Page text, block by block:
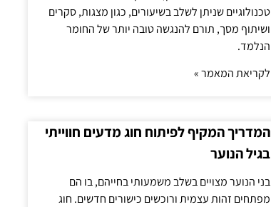
טכנולוגיים שניתן לשלב בשיעורים, כגון מצגות, סקרים
ושיתוף מסך, תורם להנגשה טובה יותר של החומר
הנלמד.
לקריאת המאמר »
המדריך המקיף לפיתוח חוג מדעים חווייתי
בגיל הנוער
בני הנוער מצויים בשלב משמעותי בחייהם, בו הם
מפתחים זהות עצמית ורוכשים כישורים חדשים. חוג